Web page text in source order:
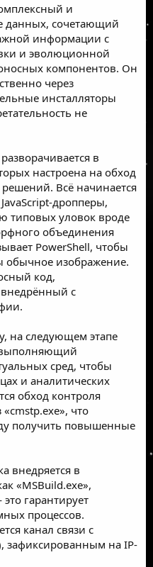
и
данных, сочетающий
информации с
и эволюционной
компонентов. Он
через
инсталляторы
не
в
настроена на обход
Всё начинается
дропперы,
типовых уловок вроде
объединения
PowerShell, чтобы
обычное изображение.
код,
с
на следующем этапе
выполняющий
сред, чтобы
и аналитических
обход контроля
что
получить повышенные
внедряется в
«MSBuild.exe»,
гарантирует
процессов.
канал связи с
зафиксированным на IP-